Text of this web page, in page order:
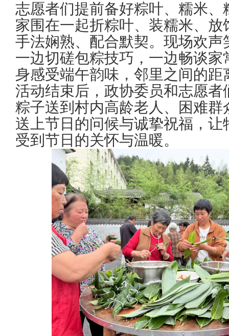
志愿者们提前备好粽叶、糯米、
家围在一起折粽叶、装糯米、放
手法娴熟、配合默契。现场欢声
一边切磋包粽技巧，一边畅谈家
身感受端午韵味，邻里之间的距
活动结束后，政协委员和志愿者
粽子送到村内高龄老人、困难群
送上节日的问候与诚挚祝福，让
受到节日的关怀与温暖。